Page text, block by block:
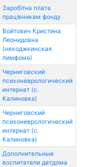
Заробітна плата
працівникам фонду
Войтович Кристина
Леонидовна
(неходжкинская
лимфома)
Черниговский
психоневрологический
интернат (с.
Калиновка)
Черниговский
психоневрологический
интернат (с.
Калиновка)
Дополнительные
воспитатели детдома